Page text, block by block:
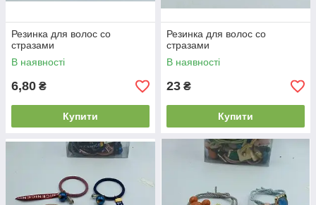
Резинка для волос со
стразами
В наявності
6,80 ₴
Купити
Резинка для волос со
стразами
В наявності
23 ₴
Купити